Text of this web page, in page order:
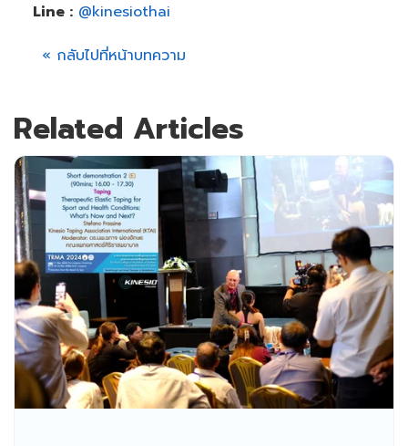
Line : @kinesiothai
« กลับไปที่หน้าบทความ
Related Articles